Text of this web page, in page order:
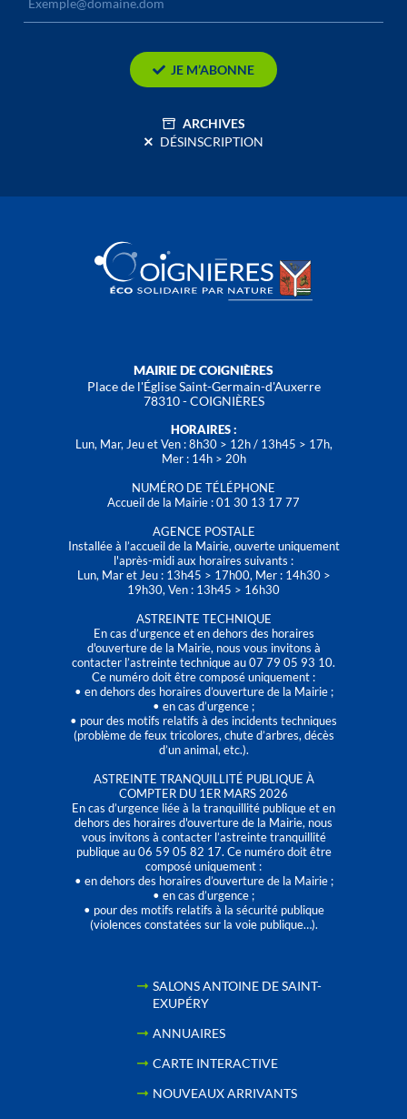
JE M’ABONNE
ARCHIVES
DÉSINSCRIPTION
MAIRIE DE COIGNIÈRES
Place de l'Église Saint-Germain-d'Auxerre
78310 - COIGNIÈRES
HORAIRES :
Lun, Mar, Jeu et Ven : 8h30 > 12h / 13h45 > 17h,
Mer : 14h > 20h
NUMÉRO DE TÉLÉPHONE
Accueil de la Mairie : 01 30 13 17 77
AGENCE POSTALE
Installée à l’accueil de la Mairie, ouverte uniquement
l'après-midi aux horaires suivants :
Lun, Mar et Jeu : 13h45 > 17h00, Mer : 14h30 >
19h30, Ven : 13h45 > 16h30
ASTREINTE TECHNIQUE
En cas d’urgence et en dehors des horaires
d'ouverture de la Mairie, nous vous invitons à
contacter l’astreinte technique au 07 79 05 93 10.
Ce numéro doit être composé uniquement :
• en dehors des horaires d’ouverture de la Mairie ;
• en cas d’urgence ;
• pour des motifs relatifs à des incidents techniques
(problème de feux tricolores, chute d’arbres, décès
d’un animal, etc.).
ASTREINTE TRANQUILLITÉ PUBLIQUE À
COMPTER DU 1ER MARS 2026
En cas d’urgence liée à la tranquillité publique et en
dehors des horaires d'ouverture de la Mairie, nous
vous invitons à contacter l’astreinte tranquillité
publique au 06 59 05 82 17. Ce numéro doit être
composé uniquement :
• en dehors des horaires d’ouverture de la Mairie ;
• en cas d’urgence ;
• pour des motifs relatifs à la sécurité publique
(violences constatées sur la voie publique…).
SALONS ANTOINE DE SAINT-
EXUPÉRY
ANNUAIRES
CARTE INTERACTIVE
NOUVEAUX ARRIVANTS